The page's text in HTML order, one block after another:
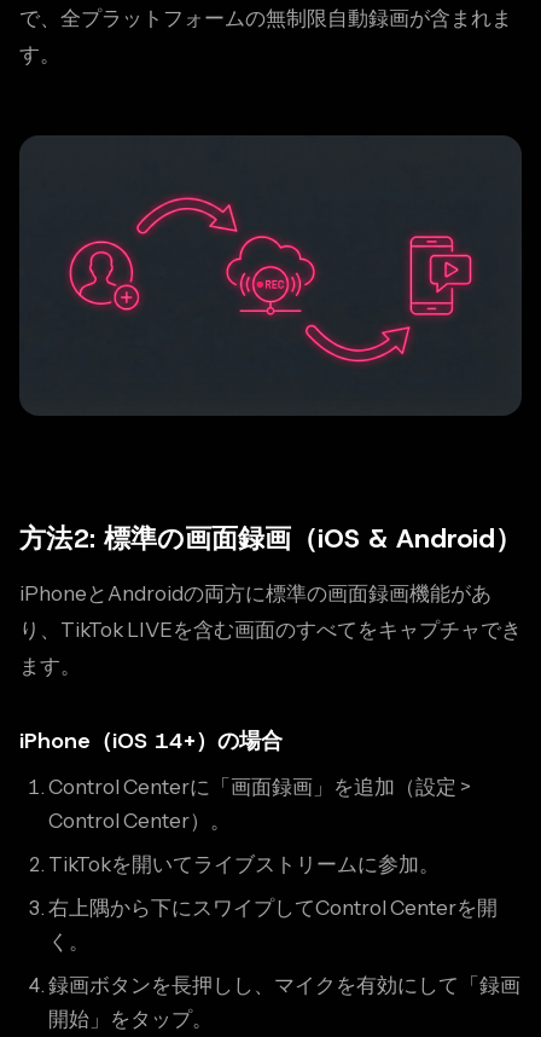
で、全プラットフォームの無制限自動録画が含まれま
す。
方法2: 標準の画面録画（iOS & Android）
iPhoneとAndroidの両方に標準の画面録画機能があ
り、TikTok LIVEを含む画面のすべてをキャプチャでき
ます。
iPhone（iOS 14+）の場合
Control Centerに「画面録画」を追加（設定 >
Control Center）。
TikTokを開いてライブストリームに参加。
右上隅から下にスワイプしてControl Centerを開
く。
録画ボタンを長押しし、マイクを有効にして「録画
開始」をタップ。